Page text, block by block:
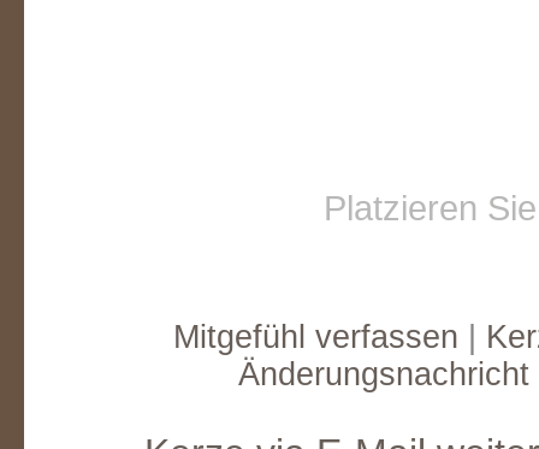
Platzieren
Mitgefühl verfassen